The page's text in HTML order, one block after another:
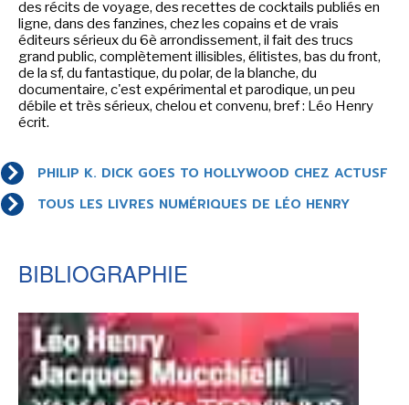
LES ACTUALITÉS DE J.R.R. TOLKIEN
BD JEUNESSE
des récits de voyage, des recettes de cocktails publiés en
ligne, dans des fanzines, chez les copains et de vrais
éditeurs sérieux du 6è arrondissement, il fait des trucs
grand public, complètement illisibles, élitistes, bas du front,
de la sf, du fantastique, du polar, de la blanche, du
documentaire, c'est expérimental et parodique, un peu
débile et très sérieux, chelou et convenu, bref : Léo Henry
écrit.
PHILIP K. DICK GOES TO HOLLYWOOD CHEZ ACTUSF
TOUS LES LIVRES NUMÉRIQUES DE LÉO HENRY
BIBLIOGRAPHIE